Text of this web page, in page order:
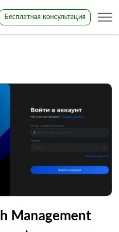
Бесплатная консультация
Management